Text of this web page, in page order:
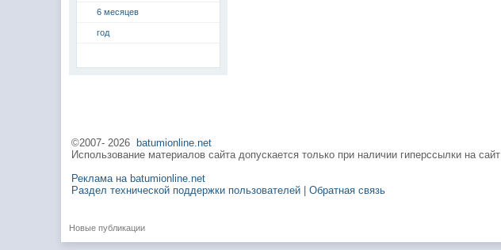
6 месяцев
год
©2007-2026
batumionline.net
Использование материалов сайта допускается только при наличии гиперссылки на сайт
Реклама на batumionline.net
Раздел технической поддержки пользователей |Обратная связь
Новые публикации